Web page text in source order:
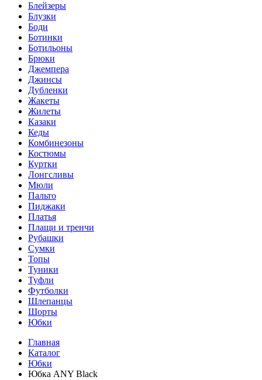
Блейзеры
Блузки
Боди
Ботинки
Ботильоны
Брюки
Джемпера
Джинсы
Дубленки
Жакеты
Жилеты
Казаки
Кеды
Комбинезоны
Костюмы
Куртки
Лонгсливы
Мюли
Пальто
Пиджаки
Платья
Плащи и тренчи
Рубашки
Сумки
Топы
Туники
Туфли
Футболки
Шлепанцы
Шорты
Юбки
Главная
Каталог
Юбки
Юбка ANY Black